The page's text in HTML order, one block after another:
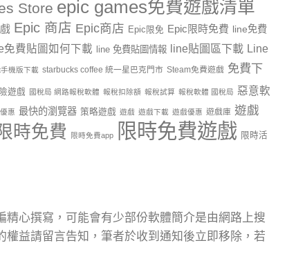
Store epic games免費遊戲清單
Epic 商店 Epic商店 Epic限免 Epic限時免費 line免費
免費貼圖如何下載 line 免費貼圖情報 line貼圖區下載 Line
機版下載 starbucks coffee 統一星巴克門市 Steam免費遊戲 免費下
遊戲 國稅局 網路報稅軟體 報稅扣除額 報稅試算 報稅軟體 國稅局 惡意軟
惠 最快的瀏覽器 策略遊戲 遊戲 遊戲下載 遊戲優惠 遊戲庫 遊戲
時免費 限時免費app 限時免費遊戲 限時活
精心撰寫，可能會有少部份軟體簡介是由網路上搜
權益請留言告知，筆者於收到通知後立即移除，若